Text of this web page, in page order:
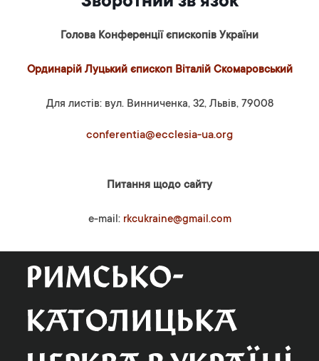
Голова Конференції єпископів України
Ординарій Луцький єпископ Віталій Скомаровський
Для листів: вул. Винниченка, 32, Львів, 79008
conferentia@ecclesia-ua.org
Питання щодо сайту
e-mail: rkcukraine@gmail.com